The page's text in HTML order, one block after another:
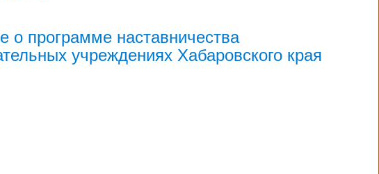
о программе наставничества
учреждениях Хабаровского края